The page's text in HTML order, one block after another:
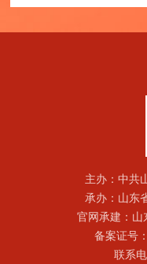
主办：中共
承办：山东
官网承建：山
备案证号
联系